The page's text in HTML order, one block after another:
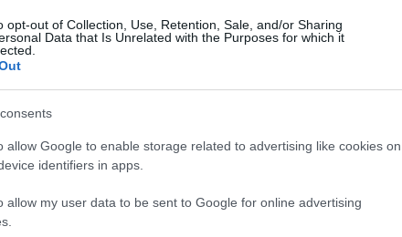
opt-out of Collection, Use, Retention, Sale, and/or Sharing
Data that Is Unrelated with the Purposes for which it
allow Google to enable storage related to advertising like cookies on
identifiers in apps.
allow my user data to be sent to Google for online advertising
reale, come individuare soste e
e distrazioni, e come usareapp semplici
L’obiettivo è una scelta informata,
guardare e come misurarla
ritmo. In termini pratici, si considera la
e distanza: più è alta, più l’impegno